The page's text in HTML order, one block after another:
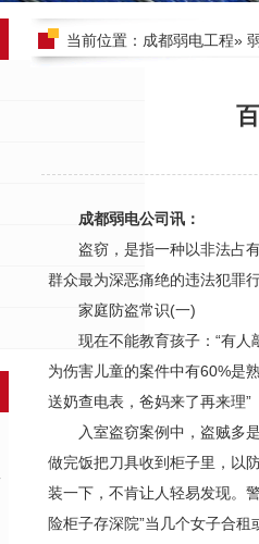
当前位置： 成都弱电工程»
成都弱电公司讯：
盗窃，是指一种以非法占
群众最为深恶痛绝的违法犯罪行
家庭防盗常识(一)
现在不能教育孩子：“有
为伤害儿童的案件中有60%是
送奶查电表，爸妈来了再来理”
入室盗窃案例中，盗贼多
做完饭把刀具收到柜子里，以
装一下，不肯让人轻易发现。
险柜子存深院”当几个女子合